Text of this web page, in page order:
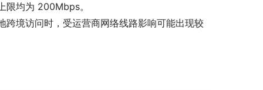
限均为 200Mbps。
境访问时，受运营商网络线路影响可能出现较